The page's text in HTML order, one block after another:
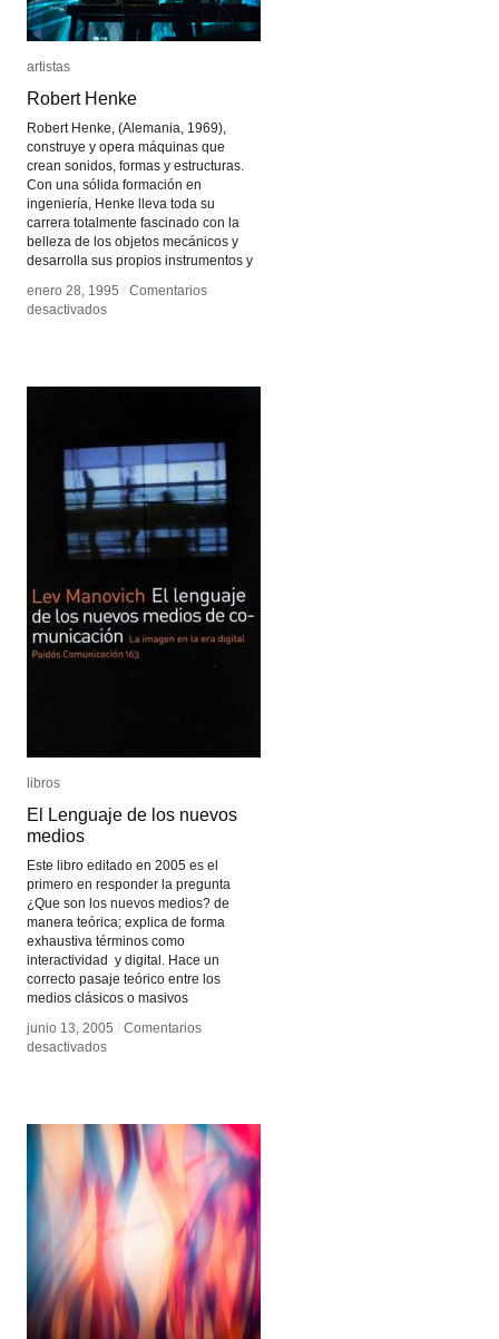
artistas
Robert Henke
Robert Henke, (Alemania, 1969),
construye y opera máquinas que
crean sonidos, formas y estructuras.
Con una sólida formación en
ingeniería, Henke lleva toda su
carrera totalmente fascinado con la
belleza de los objetos mecánicos y
desarrolla sus propios instrumentos y
enero 28, 1995 / Comentarios
desactivadosen
artistas
Robert Henke
enero 28, 1995 / Comentarios
desactivadosen
libros
El Lenguaje de los nuevos
medios
Este libro editado en 2005 es el
primero en responder la pregunta
¿Que son los nuevos medios? de
manera teórica; explica de forma
exhaustiva términos como
interactividad y digital. Hace un
correcto pasaje teórico entre los
medios clásicos o masivos
junio 13, 2005 / Comentarios
desactivadosen
los
nuevos
medios
libros
El Lenguaje de los nuevos
medios
junio 13, 2005 / Comentarios
desactivadosen
los
nuevos
medios